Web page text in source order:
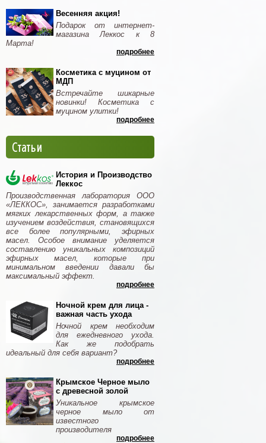
Весенняя акция!
Подарок от интернет-
магазина Леккос к 8
Марта!
подробнее
Косметика с муцином от
МДП
Встречайте шикарные
новинки! Косметика с
муцином улитки!
подробнее
Статьи
История и Производство
Леккос
Производственная лаборатория ООО
«ЛЕККОС», занимается разработками
мягких лекарственных форм, а также
изучением воздействия, становящихся
все более популярными, эфирных
масел. Особое внимание уделяется
составлению уникальных композиций
эфирных масел, которые при
минимальном введении давали бы
максимальный эффект.
подробнее
Ночной крем для лица -
важная часть ухода
Ночной крем необходим
для ежедневного ухода.
Как же подобрать
идеальный для себя вариант?
подробнее
Крымское Черное мыло
с древесной золой
Уникальное крымское
черное мыло от
известного
производителя
подробнее